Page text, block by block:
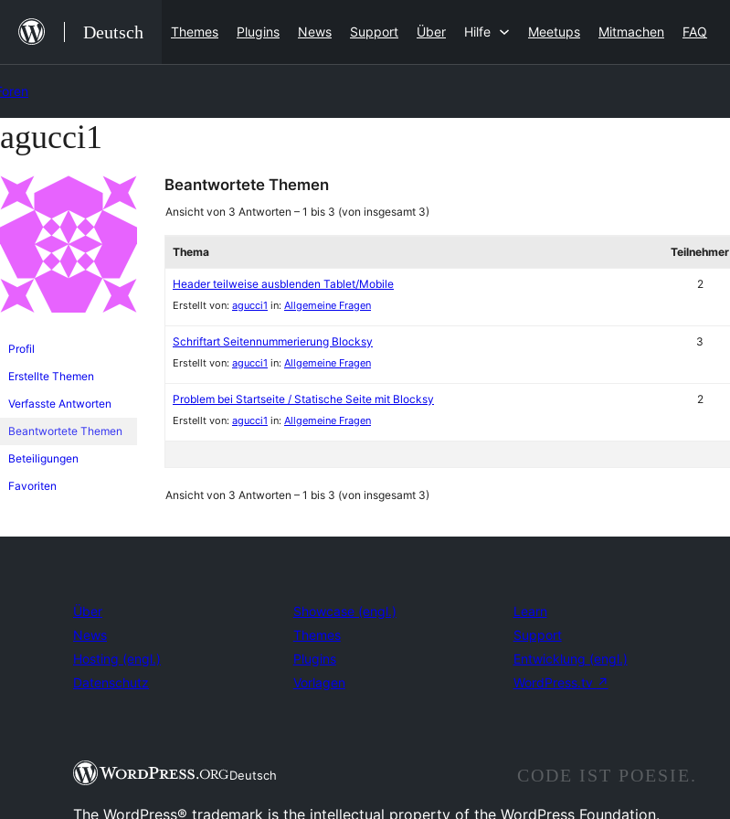
Inhalt
springen
Deutsch Themes Plugins News Support Über Hilfe Meetups Mitmachen FAQ
Zum
Inhalt
springen
agucci1
Profil
Erstellte Themen
Verfasste Antworten
Beantwortete Themen
Beteiligungen
Favoriten
Beantwortete Themen
Ansicht von 3 Antworten – 1 bis 3 (von insgesamt 3)
Thema Teilnehmer
Header teilweise ausblenden Tablet/Mobile
Erstellt von: agucci1 in: Allgemeine Fragen
2
Schriftart Seitennummerierung Blocksy
Erstellt von: agucci1 in: Allgemeine Fragen
3
Problem bei Startseite / Statische Seite mit Blocksy
Erstellt von: agucci1 in: Allgemeine Fragen
2
Ansicht von 3 Antworten – 1 bis 3 (von insgesamt 3)
Über
News
Hosting (engl.)
Datenschutz
Showcase (engl.)
Themes
Plugins
Vorlagen
Learn
Support
Entwicklung (engl.)
WordPress.tv ↗
Deutsch CODE IST POESIE.
The WordPress® trademark is the intellectual property of the WordPress Foundation.